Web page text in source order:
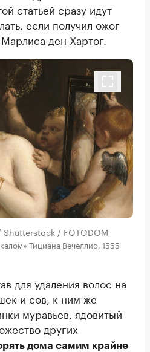
статьей сразу идут
если получил ожог
ден Хартог.
/ FOTODOM
Тициана Вечеллио, 1555
для удаления волос на
и сов, к ним же
муравьев, ядовитый
других
дома самим крайне